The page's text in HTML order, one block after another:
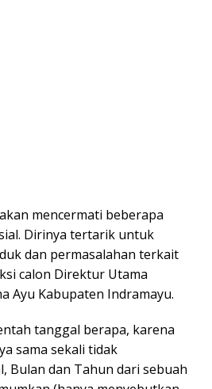
mencermati beberapa
Dirinya tertarik untuk
dan permasalahan terkait
calon Direktur Utama
Ayu Kabupaten Indramayu.
tanggal berapa, karena
sama sekali tidak
Bulan dan Tahun dari sebuah